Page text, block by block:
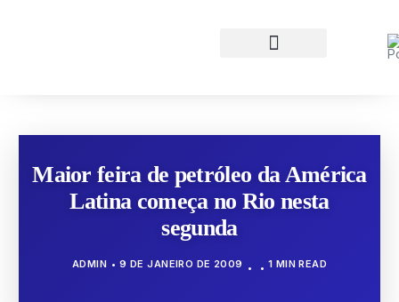
Maior feira de petróleo da América
Latina começa no Rio nesta
segunda
ADMIN 9 DE JANEIRO DE 2009 1 MIN READ